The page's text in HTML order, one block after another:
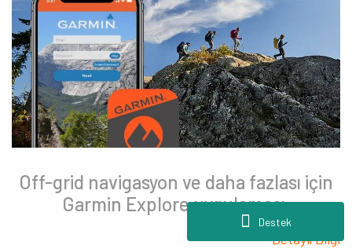
Destek
Off-grid navigasyon ve daha fazlası için
Garmin Explore uygulaması.
Detaylı Bilgi